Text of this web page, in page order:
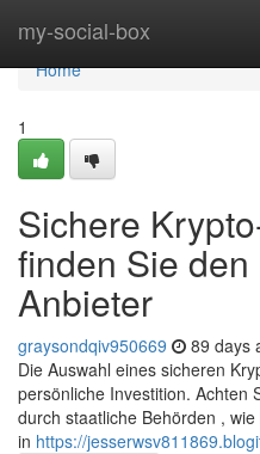
my-social-box
Home
Home
1
Sichere
finden Sie
Anbieter
graysondqiv950669 89 days
Die Auswahl eines sicheren
persönliche Investition. Achten
durch staatliche Behörden ,
in https://